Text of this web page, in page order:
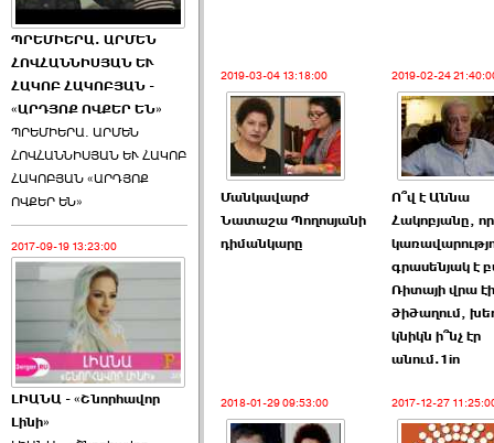
ՊՐԵՄԻԵՐԱ. ԱՐՄԵՆ
ՀՈՎՀԱՆՆԻՍՅԱՆ ԵՒ
ՀԱԿՈԲ ՀԱԿՈԲՅԱՆ -
«ԱՐԴՅՈՔ ՈՎՔԵՐ ԵՆ»
ՊՐԵՄԻԵՐԱ. ԱՐՄԵՆ
ՀՈՎՀԱՆՆԻՍՅԱՆ ԵՒ ՀԱԿՈԲ
ՀԱԿՈԲՅԱՆ «ԱՐԴՅՈՔ
ՈՎՔԵՐ ԵՆ»
2017-09-19 13:23:00
ԼԻԱՆԱ - «Շնորհավոր
Լինի»
2019-03-04 13:18:00
Մանկավարժ
Նատաշա Պողոսյանի
դիմանկարը
2019-02-24
Ո՞վ է Աննա
Հակոբյանը, որ
գրասենյակ է
Ռիտայի վրա
ծիծաղում,
կնիկն ի՞նչ էր
անում.1in
2018-01-29 09:53:00 2017-12-27